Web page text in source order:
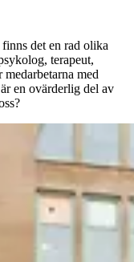
det en rad olika
terapeut,
med
en ovärderlig del av